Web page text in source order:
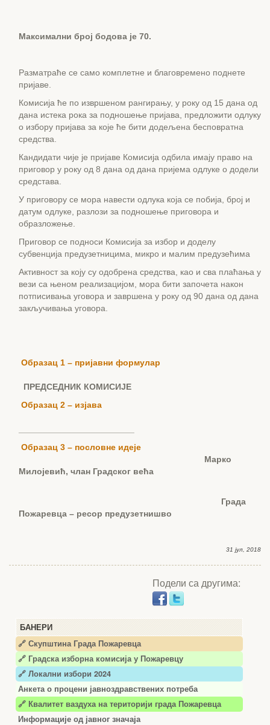
БАНЕРИ
🔗 Скупштина Града Пожаревца
🔗 Градска изборна комисија у Пожаревцу
🔗 Локални избори 2024
Анкета о процени јавноздравствених потреба
🔗 Квалитет ваздуха на територији града Пожаревца
Информације од јавног значаја
Максимални број бодова је 70.
Разматраће се само комплетне и благовремено поднете
пријаве.
Комисија ће по извршеном рангирању, у року од 15 дана од
дана истека рока за подношење пријава, предложити одлуку
о избору пријава за које ће бити додељена бесповратна
средства.
Кандидати чије је пријаве Комисија одбила имају право на
приговор у року од 8 дана од дана пријема одлуке о додели
средстава.
У приговору се мора навести одлука која се побија, број и
датум одлуке, разлози за подношење приговора и
образложење.
Приговор се подноси Комисија за избор и доделу
субвенција предузетницима, микро и малим предузећима
Активност за коју су одобрена средства, као и сва плаћања у
вези са њеном реализацијом, мора бити започета након
потписивања уговора и завршена у року од 90 дана од дана
закључивања уговора.
Образац 1 – пријавни формулар
ПРЕДСЕДНИК КОМИСИЈЕ
Образац 2 – изјава
Образац 3 – пословне идеје
Марко
Милојевић, члан Градског већа
Града
Пожаревца – ресор предузетнишво
31 јул, 2018
Подели са другима: